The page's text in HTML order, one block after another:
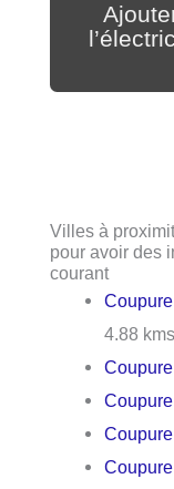
Villes à
pour avoir des
courant
4.88 kms